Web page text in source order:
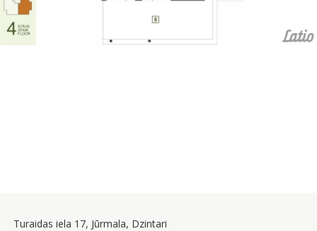
Turaidas iela 17, Jūrmala, Dzintari